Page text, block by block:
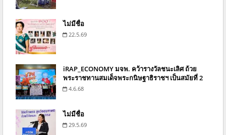
ไม่มีชื่อ
22.5.69
iRAP_ECONOMY มจพ. คว้ารางวัลชนะเลิศ ถ้วย
พระราชทานสมเด็จพระกนิษฐาธิราชฯ เป็นสมัยที่ 2
4.6.68
ไม่มีชื่อ
29.5.69